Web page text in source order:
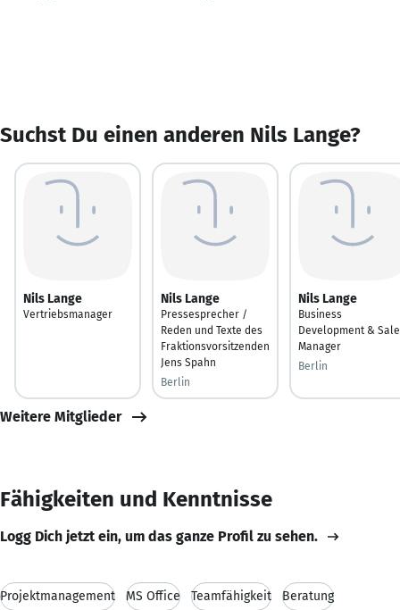
Suchst Du einen anderen Nils Lange?
Nils Lange
Vertriebsmanager
Nils Lange
Pressesprecher /
Reden und Texte des
Fraktionsvorsitzenden
Jens Spahn
Berlin
Nils Lange
Business
Development &
Manager
Berlin
Weitere Mitglieder
Fähigkeiten und Kenntnisse
Logg Dich jetzt ein, um das ganze Profil zu sehen.
Projektmanagement MS Office Teamfähigkeit Beratung